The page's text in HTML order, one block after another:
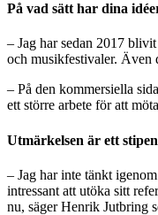
På vad sätt har dina
– Jag har sedan 2017
och musikfestivaler. Även
– På den kommersiella
ett större arbete för att
Utmärkelsen är ett
– Jag har inte tänkt
intressant att utöka sitt
nu, säger Henrik Jutbring